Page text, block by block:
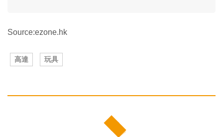
Source:ezone.hk
高達 玩具